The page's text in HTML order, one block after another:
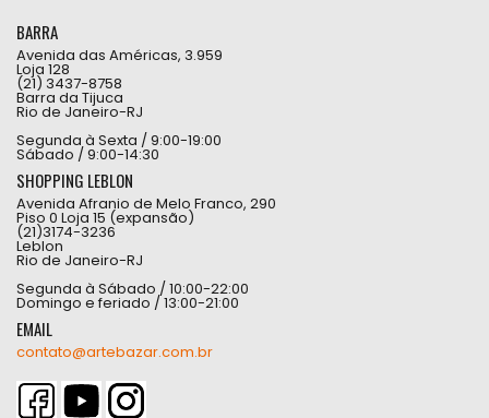
BARRA
Avenida das Américas, 3.959
Loja 128
(21) 3437-8758
Barra da Tijuca
Rio de Janeiro-RJ
Segunda à Sexta / 9:00-19:00
Sábado / 9:00-14:30
SHOPPING LEBLON
Avenida Afranio de Melo Franco, 290
Piso 0 Loja 15 (expansão)
(21)3174-3236
Leblon
Rio de Janeiro-RJ
Segunda à Sábado / 10:00-22:00
Domingo e feriado / 13:00-21:00
EMAIL
contato@artebazar.com.br